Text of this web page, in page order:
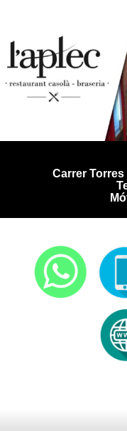
Carrer Torres